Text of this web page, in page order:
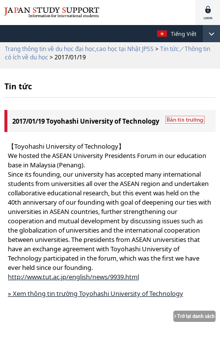
Tiếng Việt
Trang thông tin về du học đại học,cao học tại Nhật JPSS > Tin tức／Thông tin
có ích về du học > 2017/01/19
Tin tức
2017/01/19 Toyohashi University of Technology
【Toyohashi University of Technology】
We hosted the ASEAN University Presidents Forum in our education
base in Malaysia (Penang).
Since its founding, our university has accepted many international
students from universities all over the ASEAN region and undertaken
collaborative educational research, but this event was held on the
40th anniversary of our founding with goal of deepening our ties with
universities in ASEAN countries, further strengthening our
cooperation and mutual development by discussing issues such as
the globalization of universities and the international cooperation
between universities. The presidents from ASEAN universities that
have an exchange agreement with Toyohashi University of
Technology participated in the forum, which was the first we have
ever held since our founding.
http://www.tut.ac.jp/english/news/9939.html
» Xem thông tin trường Toyohashi University of Technology